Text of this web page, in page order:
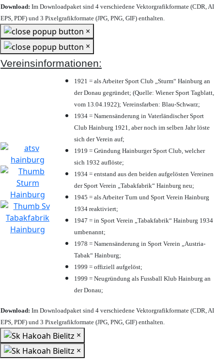
Download: Im Downloadpaket sind 4 verschiedene Vektorgrafikformate (CDR, AI
EPS, PDF) und 3 Pixelgrafikformate (JPG, PNG, GIF) enthalten.
×
×
Vereinsinformationen:
1921 = als Arbeiter Sport Club „Sturm“ Hainburg an
der Donau gegründet; (Quelle: Wiener Sport Tagblatt,
vom 13.04.1922); Vereinsfarben: Blau-Schwarz;
1934 = Namensänderung in Vaterländischer Sport
Club Hainburg 1921, aber noch im selben Jahr löste
sich der Verein auf;
1919 = Gründung Hainburger Sport Club, welcher
sich 1932 auflöste;
1934 = entstand aus den beiden aufgelösten Vereinen
der Sport Verein „Tabakfabrik“ Hainburg neu;
1945 = als Arbeiter Turn und Sport Verein Hainburg
1934 reaktiviert;
1947 = in Sport Verein „Tabakfabrik“ Hainburg 1934
umbenannt;
1978 = Namensänderung in Sport Verein „Austria-
Tabak“ Hainburg;
1999 = offiziell aufgelöst;
1999 = Neugründung als Fussball Klub Hainburg an
der Donau;
Download: Im Downloadpaket sind 4 verschiedene Vektorgrafikformate (CDR, AI
EPS, PDF) und 3 Pixelgrafikformate (JPG, PNG, GIF) enthalten.
×
×